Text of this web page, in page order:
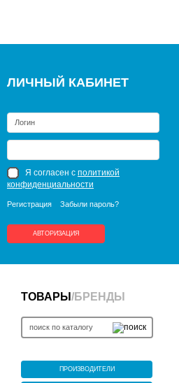
ЛИЧНЫЙ КАБИНЕТ
Я согласен с политикой
конфиденциальности
Регистрация Забыли пароль?
АВТОРИЗАЦИЯ
ТОВАРЫ /БРЕНДЫ
ПРОИЗВОДИТЕЛИ